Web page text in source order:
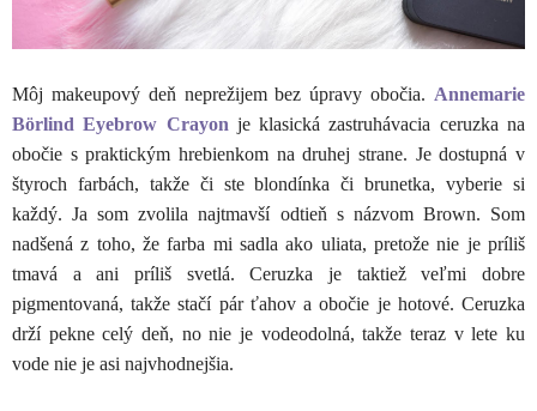
Môj makeupový deň neprežijem bez úpravy obočia. Annemarie
Börlind Eyebrow Crayon je klasická zastruhávacia ceruzka na
obočie s praktickým hrebienkom na druhej strane. Je dostupná v
štyroch farbách, takže či ste blondínka či brunetka, vyberie si
každý. Ja som zvolila najtmavší odtieň s názvom Brown. Som
nadšená z toho, že farba mi sadla ako uliata, pretože nie je príliš
tmavá a ani príliš svetlá. Ceruzka je taktiež veľmi dobre
pigmentovaná, takže stačí pár ťahov a obočie je hotové. Ceruzka
drží pekne celý deň, no nie je vodeodolná, takže teraz v lete ku
vode nie je asi najvhodnejšia.